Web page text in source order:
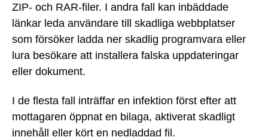
ZIP- och RAR-filer. I andra fall kan inbäddade
länkar leda användare till skadliga webbplatser
som försöker ladda ner skadlig programvara eller
lura besökare att installera falska uppdateringar
eller dokument.
I de flesta fall inträffar en infektion först efter att
mottagaren öppnat en bilaga, aktiverat skadligt
innehåll eller kört en nedladdad fil.